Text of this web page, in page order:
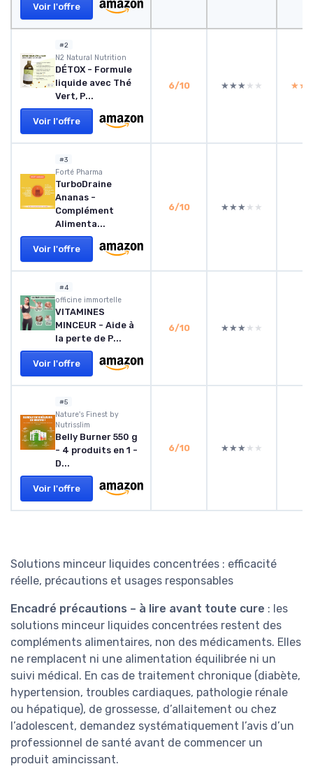
Voir l'offre
#2
N2 Natural Nutrition
DÉTOX - Formule
liquide avec Thé
Vert, P...
Voir l'offre
6/10 ★★★★★
★★★★★
#3
‎Forté Pharma
TurboDraine
Ananas -
Complément
Alimenta...
Voir l'offre
6/10 ★★★★★
★★★★★
#4
officine immortelle
VITAMINES
MINCEUR - Aide à
la perte de P...
Voir l'offre
6/10 ★★★★★
★★★★★
#5
‎Nature's Finest by
Nutrisslim
Belly Burner 550 g
- 4 produits en 1 -
D...
Voir l'offre
6/10 ★★★★★
★★★★★
Solutions minceur liquides concentrées : efficacité
réelle, précautions et usages responsables
Encadré précautions – à lire avant toute cure : les
solutions minceur liquides concentrées restent des
compléments alimentaires, non des médicaments. Elles
ne remplacent ni une alimentation équilibrée ni un
suivi médical. En cas de traitement chronique (diabète,
hypertension, troubles cardiaques, pathologie rénale
ou hépatique), de grossesse, d’allaitement ou chez
l’adolescent, demandez systématiquement l’avis d’un
professionnel de santé avant de commencer un
produit amincissant.